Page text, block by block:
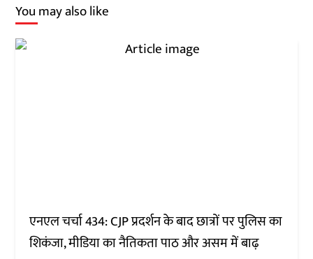
You may also like
एनएल चर्चा 434: CJP प्रदर्शन के बाद छात्रों पर पुलिस का
शिकंजा, मीडिया का नैतिकता पाठ और असम में बाढ़